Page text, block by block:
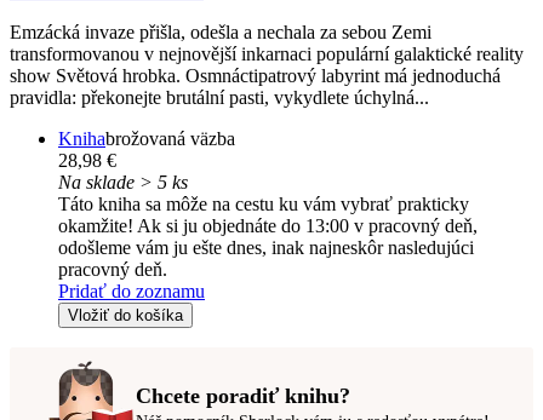
Emzácká invaze přišla, odešla a nechala za sebou Zemi
transformovanou v nejnovější inkarnaci populární galaktické reality
show Světová hrobka. Osmnáctipatrový labyrint má jednoduchá
pravidla: překonejte brutální pasti, vykydlete úchylná...
Knihabrožovaná väzba
28,98 €
Na sklade > 5 ks
Táto kniha sa môže na cestu ku vám vybrať prakticky
okamžite! Ak si ju objednáte do 13:00 v pracovný deň,
odošleme vám ju ešte dnes, inak najneskôr nasledujúci
pracovný deň.
Pridať do zoznamu
Vložiť do košíka
Chcete poradiť knihu?